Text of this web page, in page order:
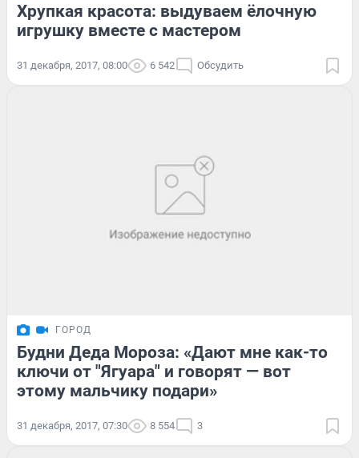
Хрупкая красота: выдуваем ёлочную
игрушку вместе с мастером
31 декабря, 2017, 08:00 6 542 Обсудить
ГОРОД
Будни Деда Мороза: «Дают мне как-то
ключи от "Ягуара" и говорят — вот
этому мальчику подари»
31 декабря, 2017, 07:30 8 554 3